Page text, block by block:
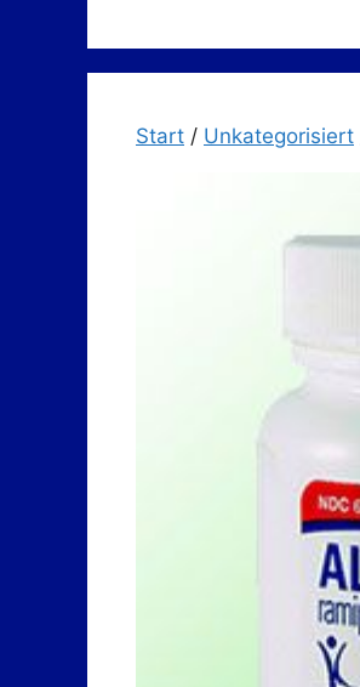
Start / Unkategorisiert